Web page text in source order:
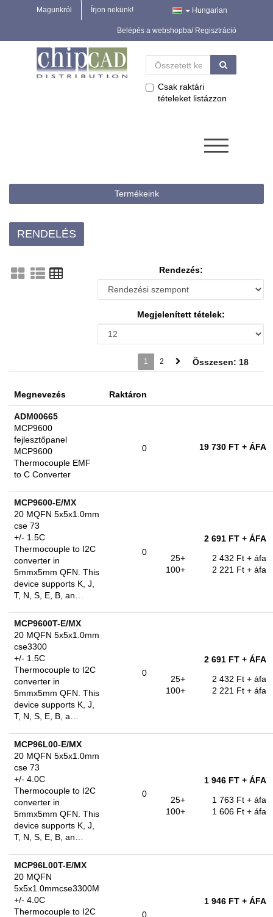
Magunkról Írjon nekünk! Hungarian
Belépés a webshopba/ Regisztráció
Csak raktári
tételeket listázzon
Termékeink
RENDELÉS
Rendezés:
Megjelenített tételek:
1 2 Összesen: 18
Megnevezés Raktáron
ADM00665
MCP9600
fejlesztőpanel
MCP9600
Thermocouple EMF
to C Converter
0 19 730 FT + ÁFA
MCP9600-E/MX
20 MQFN 5x5x1.0mm
cse 73
+/- 1.5C
Thermocouple to I2C
converter in
5mmx5mm QFN. This
device supports K, J,
T, N, S, E, B, an…
0
2 691 FT + ÁFA
25+
2 432 Ft + áfa
100+
2 221 Ft + áfa
MCP9600T-E/MX
20 MQFN 5x5x1.0mm
cse3300
+/- 1.5C
Thermocouple to I2C
converter in
5mmx5mm QFN. This
device supports K, J,
T, N, S, E, B, a…
0
2 691 FT + ÁFA
25+
2 432 Ft + áfa
100+
2 221 Ft + áfa
MCP96L00-E/MX
20 MQFN 5x5x1.0mm
cse 73
+/- 4.0C
Thermocouple to I2C
converter in
5mmx5mm QFN. This
device supports K, J,
T, N, S, E, B, an…
0
1 946 FT + ÁFA
25+
1 763 Ft + áfa
100+
1 606 Ft + áfa
MCP96L00T-E/MX
20 MQFN
5x5x1.0mmcse3300M
+/- 4.0C
Thermocouple to I2C
0
1 946 FT + ÁFA